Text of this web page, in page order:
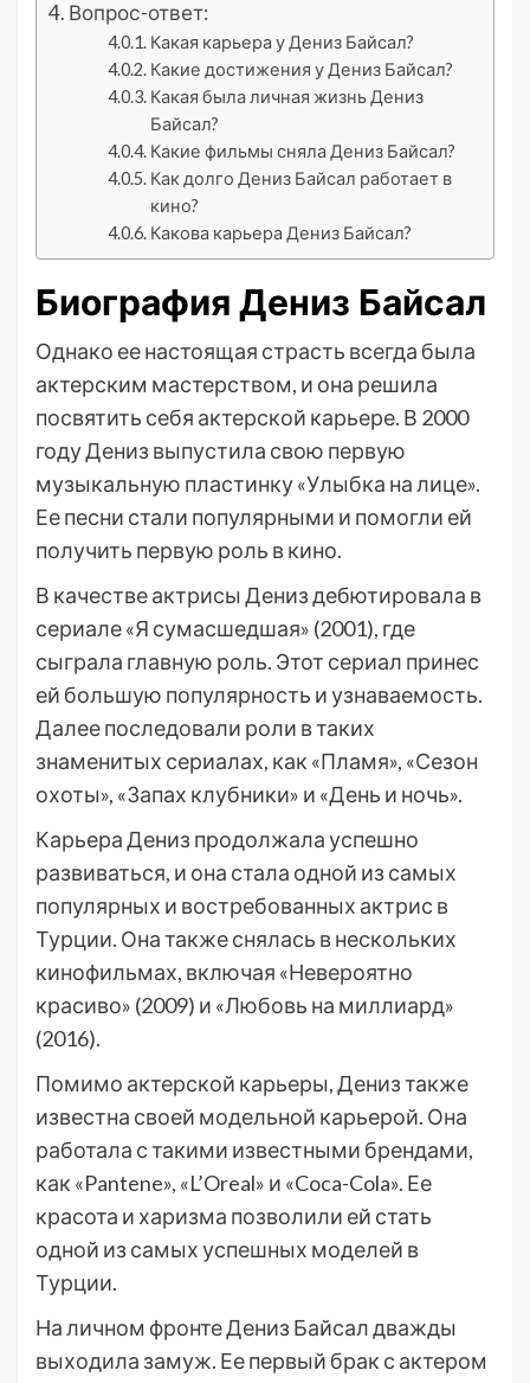
Вопрос-ответ:
Какая карьера у Дениз Байсал?
Какие достижения у Дениз Байсал?
Какая была личная жизнь Дениз
Байсал?
Какие фильмы сняла Дениз Байсал?
Как долго Дениз Байсал работает в
кино?
Какова карьера Дениз Байсал?
Биография Дениз Байсал
Однако ее настоящая страсть всегда была
актерским мастерством, и она решила
посвятить себя актерской карьере. В 2000
году Дениз выпустила свою первую
музыкальную пластинку «Улыбка на лице».
Ее песни стали популярными и помогли ей
получить первую роль в кино.
В качестве актрисы Дениз дебютировала в
сериале «Я сумасшедшая» (2001), где
сыграла главную роль. Этот сериал принес
ей большую популярность и узнаваемость.
Далее последовали роли в таких
знаменитых сериалах, как «Пламя», «Сезон
охоты», «Запах клубники» и «День и ночь».
Карьера Дениз продолжала успешно
развиваться, и она стала одной из самых
популярных и востребованных актрис в
Турции. Она также снялась в нескольких
кинофильмах, включая «Невероятно
красиво» (2009) и «Любовь на миллиард»
(2016).
Помимо актерской карьеры, Дениз также
известна своей модельной карьерой. Она
работала с такими известными брендами,
как «Pantene», «L’Oreal» и «Coca-Cola». Ее
красота и харизма позволили ей стать
одной из самых успешных моделей в
Турции.
На личном фронте Дениз Байсал дважды
выходила замуж. Ее первый брак с актером